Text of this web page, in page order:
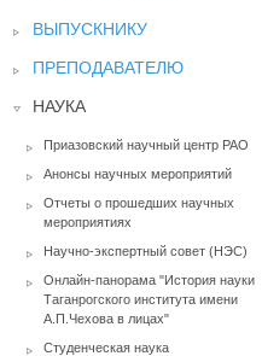
ВЫПУСКНИКУ
ПРЕПОДАВАТЕЛЮ
НАУКА
Приазовский научный центр РАО
Анонсы научных мероприятий
Отчеты о прошедших научных
мероприятиях
Научно-экспертный совет (НЭС)
Онлайн-панорама "История науки
Таганрогского института имени
А.П.Чехова в лицах"
Студенческая наука